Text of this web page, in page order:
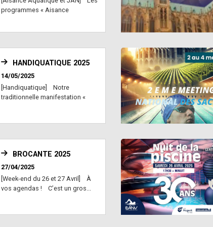
programmes « Aisance
HANDIQUATIQUE 2025
14/05/2025
[Handiquatique] Notre
traditionnelle manifestation «
BROCANTE 2025
27/04/2025
[Week-end du 26 et 27 Avril] À
vos agendas ! C’est un gros...